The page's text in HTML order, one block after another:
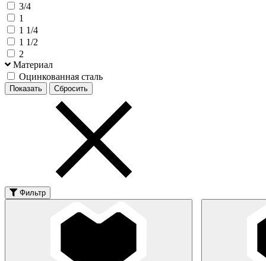
3/4
1
1 1/4
1 1/2
2
Материал
Оцинкованная сталь
Фильтр